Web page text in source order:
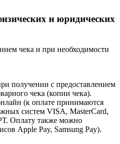
и юридических
чека и при необходимости
получении с предоставлением
чека (копии чека).
(к оплате принимаются
систем VISA, MasterCard,
Оплату также можно
Apple Pay, Samsung Pay).